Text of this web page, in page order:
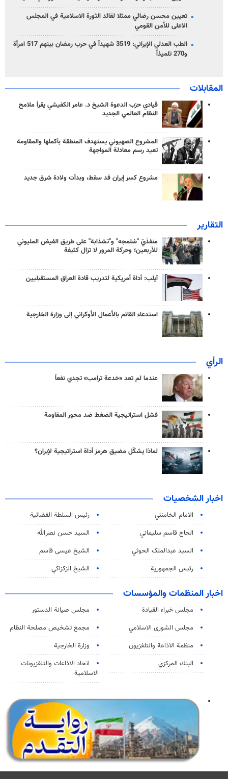
تعيين محسن رضائي ممثلا لقائد الثورة الاسلامية في المجلس
الاعلى للأمن القومي
الطب العدلي الإيراني: 3519 شهيداً في حرب رمضان بينهم 517 امرأة
و270 تلميذاً
المقابلات
قيادي حزب الدعوة الشيخ د. عامر الكفيشي يقرأ ملامح
النظام العالمي الجديد
المشروع الصهيوني يستهدف المنطقة بأكملها والمقاومة
تعيد رسم معادلة المواجهة
مشروع كسر إيران قد سقط، وبدأت ولادة شرق جديد
التقارير
منفذَيّ "شلمجه" و"تشذابة" على طريق الفيض المليوني
للأربعين؛ وحركة المرور لا تزال كثيفة
آيلب: أداة أمريكية لتدريب قادة العراق المستقبليين
استدعاء القائم بالأعمال الأوكراني إلى وزارة الخارجية
الرأي
عندما لم تعد «خدعة ترامب» تجدي نفعاً
فشل استراتيجية الضغط ضد محور المقاومة
لماذا يشكّل مضيق هرمز أداة استراتيجية لإيران؟
اخبار الشخصيات
الامام الخامنئي
رئیس السلطة القضائیة
الحاج قاسم سليماني
السيد حسن نصرالله
السید عبدالملک الحوثي
الشيخ عيسى قاسم
رئيس الجمهورية
الشيخ الزكزاكي
اخبار المنظمات والمؤسسات
مجلس خبراء القيادة
مجلس صيانة الدستور
مجلس الشورى الاسلامي
مجمع تشخيص مصلحة النظام
منظمة الاذاعة والتلفزیون
وزارة الخارجية
البنك المركزي
اتحاد الاذاعات والتلفزيونات
الاسلامية